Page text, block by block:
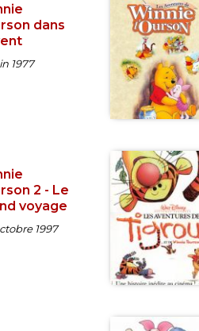
dans
1977
2 - Le
voyage
1997